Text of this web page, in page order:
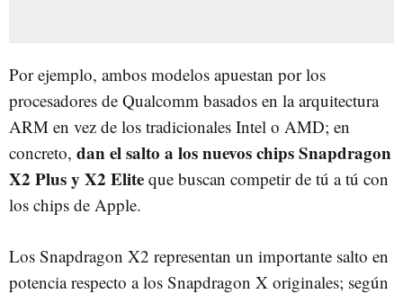
Por ejemplo, ambos modelos apuestan por los
procesadores de Qualcomm basados en la arquitectura
ARM en vez de los tradicionales Intel o AMD; en
concreto, dan el salto a los nuevos chips Snapdragon
X2 Plus y X2 Elite que buscan competir de tú a tú con
los chips de Apple.
Los Snapdragon X2 representan un importante salto en
potencia respecto a los Snapdragon X originales; según